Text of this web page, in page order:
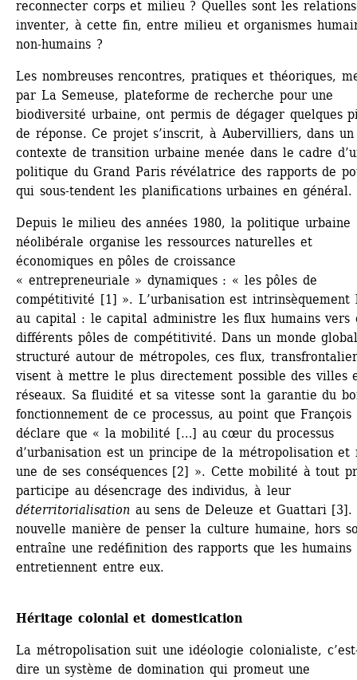
reconnecter corps et milieu ? Quelles sont les
inventer, à cette fin, entre milieu et organismes
non-humains ?
Les nombreuses rencontres, pratiques et théoriques,
par La Semeuse, plateforme de recherche pour une
biodiversité urbaine, ont permis de dégager quelques
de réponse. Ce projet s’inscrit, à Aubervilliers, dans un
contexte de transition urbaine menée dans le cadre
politique du Grand Paris révélatrice des rapports de
qui sous-tendent les planifications urbaines en général.
Depuis le milieu des années 1980, la politique urbaine
néolibérale organise les ressources naturelles et
économiques en pôles de croissance
« entrepreneuriale » dynamiques : « les pôles de
compétitivité [1] ». L’urbanisation est intrinsèquement
au capital : le capital administre les flux humains vers
différents pôles de compétitivité. Dans un monde
structuré autour de métropoles, ces flux,
visent à mettre le plus directement possible des villes
réseaux. Sa fluidité et sa vitesse sont la garantie du
fonctionnement de ce processus, au point que François
déclare que « la mobilité […] au cœur du processus
d’urbanisation est un principe de la métropolisation et
une de ses conséquences [2] ». Cette mobilité à tout
participe au désencrage des individus, à leur
déterritorialisation au sens de Deleuze et Guattari [3].
nouvelle manière de penser la culture humaine, hors
entraîne une redéfinition des rapports que les humains
entretiennent entre eux.
Héritage colonial et domestication
La métropolisation suit une idéologie colonialiste,
dire un système de domination qui promeut une